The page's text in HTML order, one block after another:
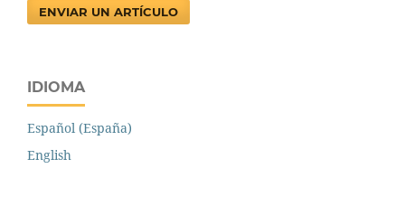
ENVIAR UN ARTÍCULO
IDIOMA
Español (España)
English